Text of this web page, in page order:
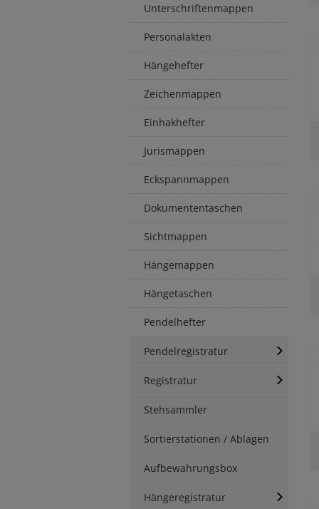
Unterschriftenmappen
Personalakten
Hängehefter
Zeichenmappen
Einhakhefter
Jurismappen
Eckspannmappen
Dokumententaschen
Sichtmappen
Hängemappen
Hängetaschen
Pendelhefter
Pendelregistratur
Registratur
Stehsammler
Sortierstationen / Ablagen
Aufbewahrungsbox
Hängeregistratur